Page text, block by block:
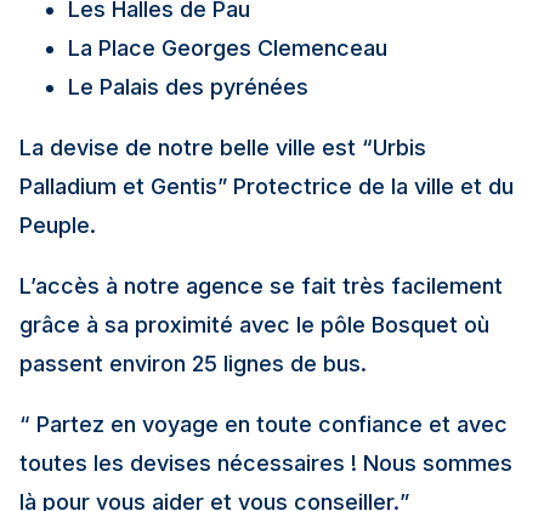
Les Halles de Pau
La Place Georges Clemenceau
Le Palais des pyrénées
La devise de notre belle ville est “Urbis
Palladium et Gentis” Protectrice de la ville et du
Peuple.
L’accès à notre agence se fait très facilement
grâce à sa proximité avec le pôle Bosquet où
passent environ 25 lignes de bus.
“ Partez en voyage en toute confiance et avec
toutes les devises nécessaires ! Nous sommes
là pour vous aider et vous conseiller.”